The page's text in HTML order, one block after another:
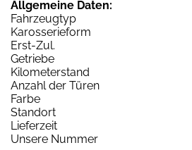
Allgemeine Daten:
Fahrzeugtyp
Karosserieform
Erst-Zul.
Getriebe
Kilometerstand
Anzahl der Türen
Farbe
Standort
Lieferzeit
Unsere Nummer